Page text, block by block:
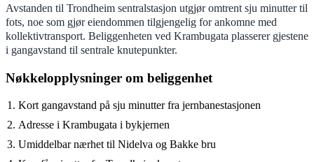
Avstanden til Trondheim sentralstasjon utgjør omtrent sju minutter til
fots, noe som gjør eiendommen tilgjengelig for ankomne med
kollektivtransport. Beliggenheten ved Krambugata plasserer gjestene
i gangavstand til sentrale knutepunkter.
Nøkkelopplysninger om beliggenhet
Kort gangavstand på sju minutter fra jernbanestasjonen
Adresse i Krambugata i bykjernen
Umiddelbar nærhet til Nidelva og Bakke bru